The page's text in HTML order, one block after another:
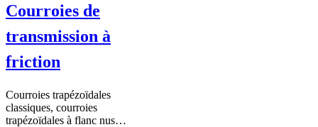
Courroies de
transmission à
friction
Courroies trapézoïdales
classiques, courroies
trapézoïdales à flanc nus…